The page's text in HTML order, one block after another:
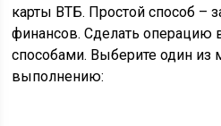
карты ВТБ. Простой способ –
финансов. Сделать
способами. Выберите один из
выполнению: